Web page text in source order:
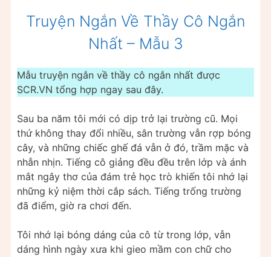
Truyện Ngắn Về Thầy Cô Ngắn
Nhất – Mẫu 3
Mẫu truyện ngắn về thầy cô ngắn nhất được
SCR.VN tổng hợp ngay sau đây.
Sau ba năm tôi mới có dịp trở lại trường cũ. Mọi
thứ không thay đổi nhiều, sân trường vẫn rợp bóng
cây, và những chiếc ghế đá vẫn ở đó, trầm mặc và
nhẫn nhịn. Tiếng cô giảng đều đều trên lớp và ánh
mắt ngây thơ của đám trẻ học trò khiến tôi nhớ lại
những kỷ niệm thời cắp sách. Tiếng trống trường
đã điểm, giờ ra chơi đến.
Tôi nhớ lại bóng dáng của cô từ trong lớp, vẫn
dáng hình ngày xưa khi gieo mầm con chữ cho